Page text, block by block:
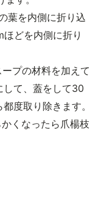
葉を内側に折り込
どを内側に折り
プの材料を加えて
して、蓋をして30
度取り除きます。
くなったら爪楊枝